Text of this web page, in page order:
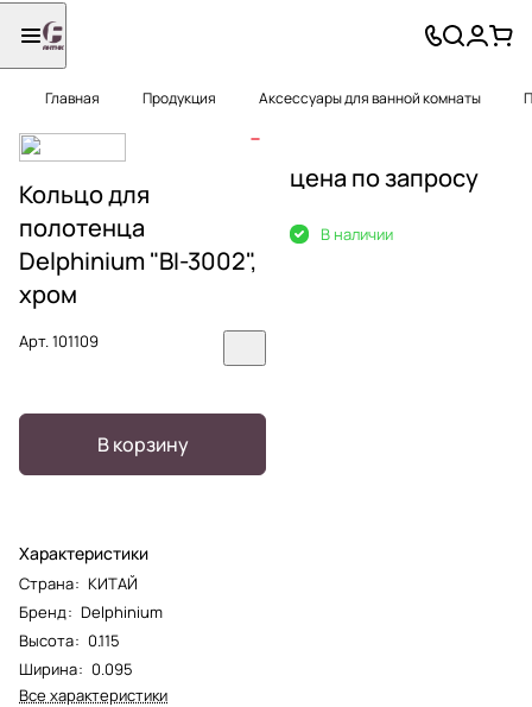
Главная Продукция Аксессуары для ванной комнаты
Кольцо для
полотенца
Delphinium "BI-3002",
хром
Арт.101109
В корзину
Характеристики
Страна: КИТАЙ
Бренд: Delphinium
Высота: 0.115
Ширина: 0.095
Все характеристики
цена по запросу
В наличии